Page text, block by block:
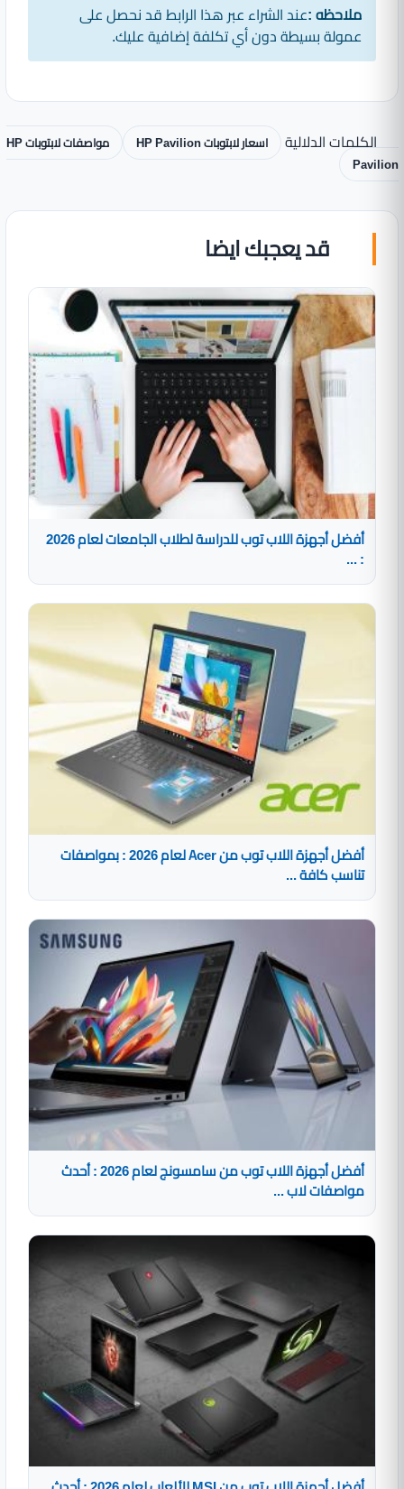
ملاحظه :عند الشراء عبر هذا الرابط قد نحصل على
عمولة بسيطة دون أي تكلفة إضافية عليك.
الكلمات الدلالية اسعار لابتوبات HP Pavilion
مواصفات لابتوبات HP
Pavilion
قد يعجبك ايضا
أفضل أجهزة اللاب توب للدراسة لطلاب الجامعات لعام 2026
: ...
أفضل أجهزة اللاب توب من Acer لعام 2026 : بمواصفات
تناسب كافة ...
أفضل أجهزة اللاب توب من سامسونج لعام 2026 : أحدث
مواصفات لاب ...